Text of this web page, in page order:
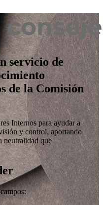
servicio de
de la Comisión
Internos para ayudar a
y control, aportando
neutralidad que